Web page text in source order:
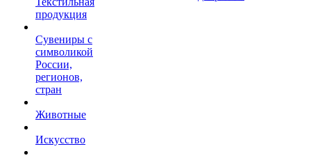
продукция
Сувениры с
символикой
России,
регионов,
стран
Животные
Искусство